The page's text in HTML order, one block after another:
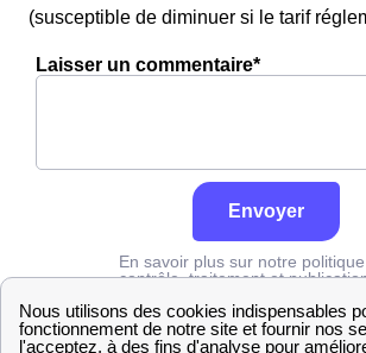
(susceptible de diminuer si le tarif
Laisser un commentaire*
Envoyer
En savoir plus sur notre
contrôle, traitement et